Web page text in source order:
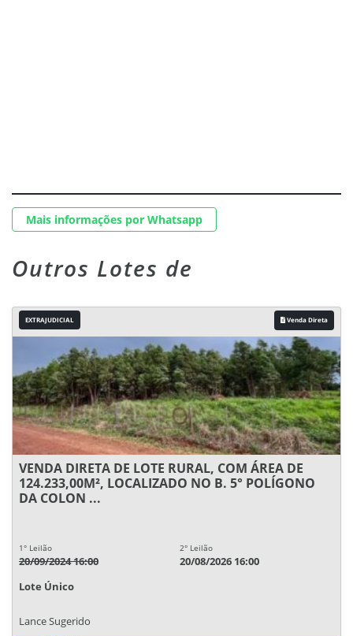
Mais informações por Whatsapp
Outros Lotes de
EXTRAJUDICIAL Venda Direta
VENDA DIRETA DE LOTE RURAL, COM ÁREA DE
124.233,00M², LOCALIZADO NO B. 5° POLÍGONO
DA COLON ...
1° Leilão
20/09/2024 16:00
2° Leilão
20/08/2026 16:00
Lote Único
Lance Sugerido